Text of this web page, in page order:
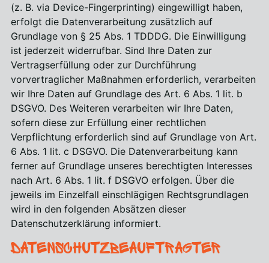
(z. B. via Device-Fingerprinting) eingewilligt haben,
erfolgt die Datenverarbeitung zusätzlich auf
Grundlage von § 25 Abs. 1 TDDDG. Die Einwilligung
ist jederzeit widerrufbar. Sind Ihre Daten zur
Vertragserfüllung oder zur Durchführung
vorvertraglicher Maßnahmen erforderlich, verarbeiten
wir Ihre Daten auf Grundlage des Art. 6 Abs. 1 lit. b
DSGVO. Des Weiteren verarbeiten wir Ihre Daten,
sofern diese zur Erfüllung einer rechtlichen
Verpflichtung erforderlich sind auf Grundlage von Art.
6 Abs. 1 lit. c DSGVO. Die Datenverarbeitung kann
ferner auf Grundlage unseres berechtigten Interesses
nach Art. 6 Abs. 1 lit. f DSGVO erfolgen. Über die
jeweils im Einzelfall einschlägigen Rechtsgrundlagen
wird in den folgenden Absätzen dieser
Datenschutzerklärung informiert.
Datenschutz­beauftragter